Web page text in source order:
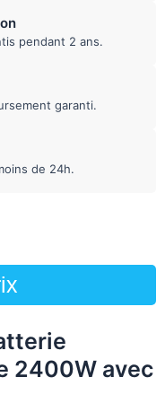
pendant 2 ans.
garanti.
de 24h.
2400W avec